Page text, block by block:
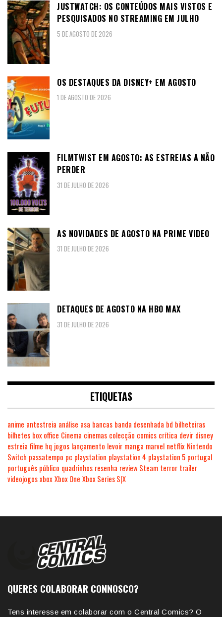
JUSTWATCH: OS CONTEÚDOS MAIS VISTOS E
PESQUISADOS NO STREAMING EM JULHO
5 DE AGOSTO DE 2026
OS DESTAQUES DA DISNEY+ EM AGOSTO
1 DE AGOSTO DE 2026
FILMTWIST EM AGOSTO: AS ESTREIAS A NÃO
PERDER
31 DE JULHO DE 2026
AS NOVIDADES DE AGOSTO NA PRIME VIDEO
31 DE JULHO DE 2026
DETAQUES DE AGOSTO NA HBO MAX
31 DE JULHO DE 2026
ETIQUETAS
anime antestreia análise asa bancas banda desenhada bd bilheteiras
bilhetes box office Cinema cinemas colecção comics crítica devir disney
estreia filme hq jogos lançamento levoir manga marvel netflix Nintendo
Switch passatempo pc playstation playstation 4 playstation 5 portugal
português público quadrinhos resenha review Steam terror trailer
videojogosxboxXbox One Xbox Series S|X
QUERES COLABORAR CONNOSCO?
Tens interesse em colaborar com o Central Comics? O